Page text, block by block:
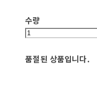
수량
품절된 상품입니다.